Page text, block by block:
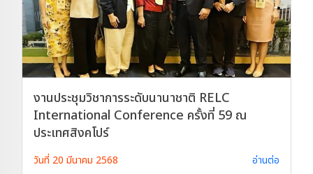
งานประชุมวิชาการระดับนานาชาติ RELC
International Conference ครั้งที่ 59 ณ
ประเทศสิงคโปร์
วันที่ 20 มีนาคม 2568 อ่านต่อ